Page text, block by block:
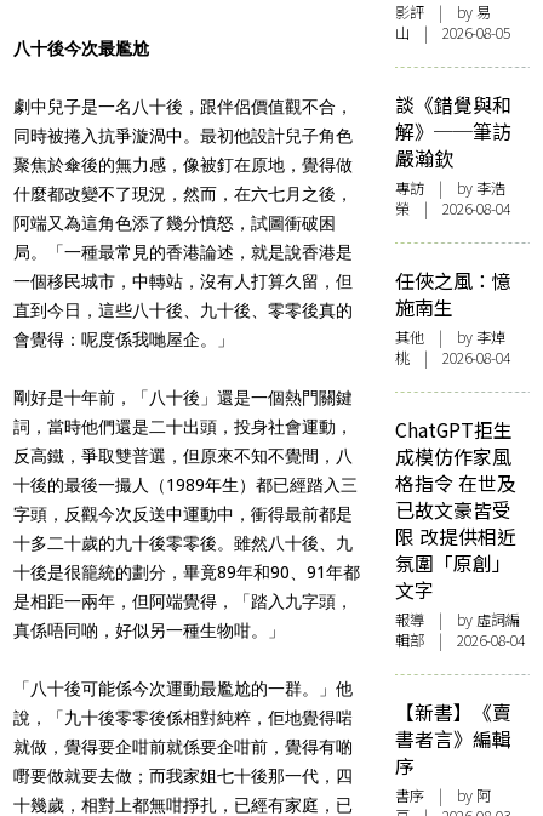
八十後今次最尷尬
劇中兒子是一名八十後，跟伴侶價值觀不合，
同時被捲入抗爭漩渦中。最初他設計兒子角色
聚焦於傘後的無力感，像被釘在原地，覺得做
什麼都改變不了現況，然而，在六七月之後，
阿端又為這角色添了幾分憤怒，試圖衝破困
局。「一種最常見的香港論述，就是說香港是
一個移民城市，中轉站，沒有人打算久留，但
直到今日，這些八十後、九十後、零零後真的
會覺得：呢度係我哋屋企。」
剛好是十年前，「八十後」還是一個熱門關鍵
詞，當時他們還是二十出頭，投身社會運動，
反高鐵，爭取雙普選，但原來不知不覺間，八
十後的最後一撮人（1989年生）都已經踏入三
字頭，反觀今次反送中運動中，衝得最前都是
十多二十歲的九十後零零後。雖然八十後、九
十後是很籠統的劃分，畢竟89年和90、91年都
是相距一兩年，但阿端覺得，「踏入九字頭，
真係唔同啲，好似另一種生物咁。」
「八十後可能係今次運動最尷尬的一群。」他
說，「九十後零零後係相對純粹，佢地覺得啱
就做，覺得要企咁前就係要企咁前，覺得有啲
嘢要做就要去做；而我家姐七十後那一代，四
十幾歲，相對上都無咁掙扎，已經有家庭，已
影評 | by 易
山 | 2026-08-05
談《錯覺與和
解》──筆訪
嚴瀚欽
專訪 | by 李浩
榮 | 2026-08-04
任俠之風：憶
施南生
其他 | by 李焯
桃 | 2026-08-04
ChatGPT拒生
成模仿作家風
格指令 在世及
已故文豪皆受
限 改提供相近
氛圍「原創」
文字
報導 | by 虛詞編
輯部 | 2026-08-04
【新書】《賣
書者言》編輯
序
書序 | by 阿